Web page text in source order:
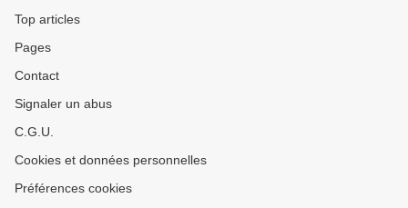
Top articles
Pages
Contact
Signaler un abus
C.G.U.
Cookies et données personnelles
Préférences cookies